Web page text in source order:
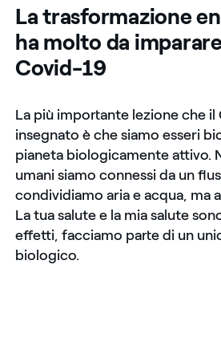
La trasformazione
ha molto da
Covid-19
La più importante lezione che il
insegnato è che siamo esseri
pianeta biologicamente attivo.
umani siamo connessi da un
condividiamo aria e acqua, ma
La tua salute e la mia salute
effetti, facciamo parte di un
biologico.